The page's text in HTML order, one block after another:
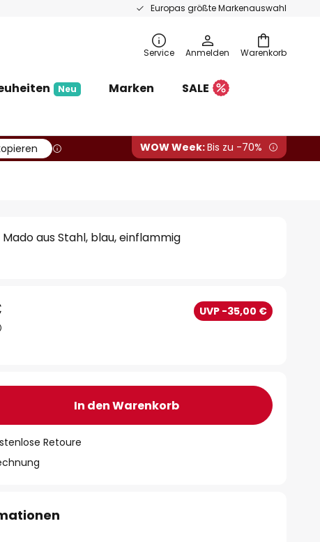
Europas größte Markenauswahl
Warenkorb
Service Anmelden
Neu Marken
SALE
WOW Week:Bis zu -70%
aus Stahl, blau, einflammig
UVP -35,00 €
In den Warenkorb
Retoure